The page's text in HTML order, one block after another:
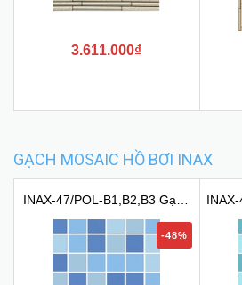
3.611.000₫
GẠCH MOSAIC HỒ BƠI INAX
INAX-47/POL-B1,B2,B3 Gạch
-48%